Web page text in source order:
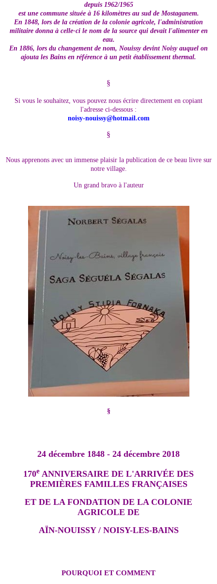
depuis 1962/1965
est une commune située à 16 kilomètres au sud de Mostaganem.
En 1848, lors de la création de la colonie agricole, l'administration
militaire donna à celle-ci le nom de la source qui devait l'alimenter en
eau.
En 1886, lors du changement de nom, Nouissy devint Noisy auquel on
ajouta les Bains en référence à un petit établissement thermal.
§
Si vous le souhaitez, vous pouvez nous écrire directement en copiant
l'adresse ci-dessous :
noisy-nouissy@hotmail.com
§
Nous apprenons avec un immense plaisir la publication de ce beau livre sur
notre village.
Un grand bravo à l'auteur
§
24 décembre 1848 - 24 décembre 2018
170e ANNIVERSAIRE DE L'ARRIVÉE DES
PREMIÈRES FAMILLES FRANÇAISES
ET DE LA FONDATION DE LA COLONIE
AGRICOLE DE
AÏN-NOUISSY / NOISY-LES-BAINS
POURQUOI ET COMMENT